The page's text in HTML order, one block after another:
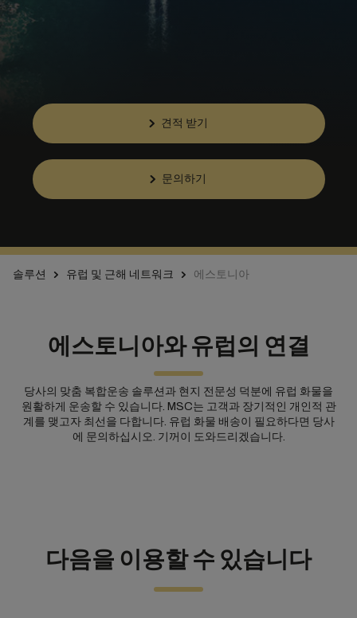
견적 받기
문의하기
솔루션 유럽 및 근해 네트워크 에스토니아
에스토니아와 유럽의 연결
당사의 맞춤 복합운송 솔루션과 현지 전문성 덕분에 유럽 화물을
원활하게 운송할 수 있습니다. MSC는 고객과 장기적인 개인적 관
계를 맺고자 최선을 다합니다. 유럽 화물 배송이 필요하다면 당사
에 문의하십시오. 기꺼이 도와드리겠습니다.
다음을 이용할 수 있습니다